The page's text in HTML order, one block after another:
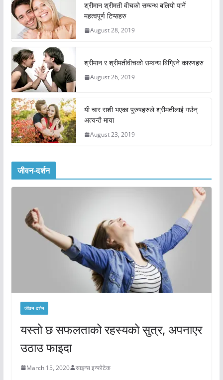
श्रीमान श्रीमती वीचको सम्बन्ध बलियो पार्ने
महत्वपूर्ण टिप्सहरु
August 28, 2019
श्रीमान र श्रीमतीवीचको सम्वन्ध बिग्रिने कारणहरु
August 26, 2019
यी चार राशी भएका पुरुषहरुले श्रीमतीलाई गर्छन्
अत्यन्तै माया
August 23, 2019
जीवन-दर्शन
जीवन-दर्शन
यस्तो छ सफलताको रहस्यको सुत्र, अपनाएर
उठाउ फाइदा
March 15, 2020 साइन्स इन्फोटेक